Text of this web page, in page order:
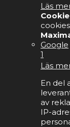
Läs
Google
1
Läs
En del
av
IP-